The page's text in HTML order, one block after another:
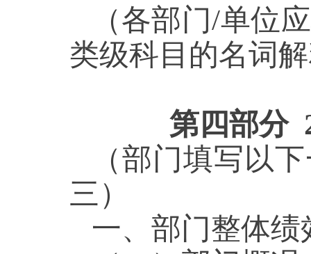
（各部门/单位
类级科目的名词
第四部分
（部门填写以
三）
一、部门整体绩